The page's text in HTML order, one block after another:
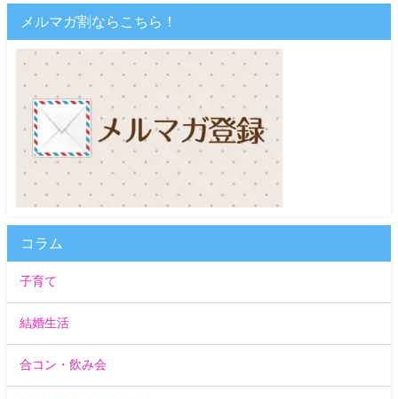
メルマガ割ならこちら！
コラム
子育て
結婚生活
合コン・飲み会